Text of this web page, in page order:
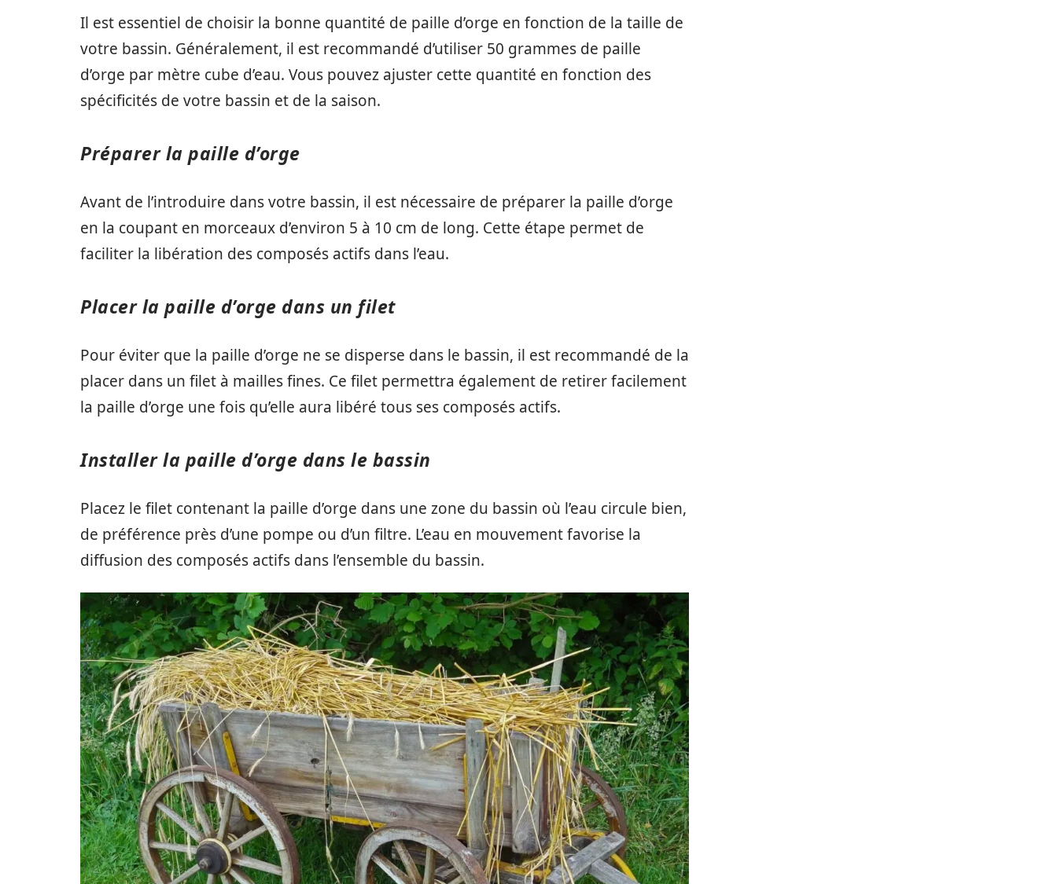
Il est essentiel de choisir la bonne quantité de paille d’orge en fonction de la taille de
votre bassin. Généralement, il est recommandé d’utiliser 50 grammes de paille
d’orge par mètre cube d’eau. Vous pouvez ajuster cette quantité en fonction des
spécificités de votre bassin et de la saison.
Préparer la paille d’orge
Avant de l’introduire dans votre bassin, il est nécessaire de préparer la paille d’orge
en la coupant en morceaux d’environ 5 à 10 cm de long. Cette étape permet de
faciliter la libération des composés actifs dans l’eau.
Placer la paille d’orge dans un filet
Pour éviter que la paille d’orge ne se disperse dans le bassin, il est recommandé de la
placer dans un filet à mailles fines. Ce filet permettra également de retirer facilement
la paille d’orge une fois qu’elle aura libéré tous ses composés actifs.
Installer la paille d’orge dans le bassin
Placez le filet contenant la paille d’orge dans une zone du bassin où l’eau circule bien,
de préférence près d’une pompe ou d’un filtre. L’eau en mouvement favorise la
diffusion des composés actifs dans l’ensemble du bassin.